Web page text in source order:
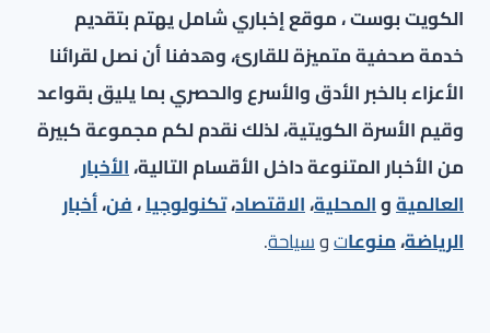
الكويت بوست ، موقع إخباري شامل يهتم بتقديم
خدمة صحفية متميزة للقارئ، وهدفنا أن نصل لقرائنا
الأعزاء بالخبر الأدق والأسرع والحصري بما يليق بقواعد
وقيم الأسرة الكويتية، لذلك نقدم لكم مجموعة كبيرة
من الأخبار المتنوعة داخل الأقسام التالية،الأخبار
العالميةوالمحلية،الاقتصاد،تكنولوجيا،فن،أخبار
الرياضة،منوعاتوسياحة.